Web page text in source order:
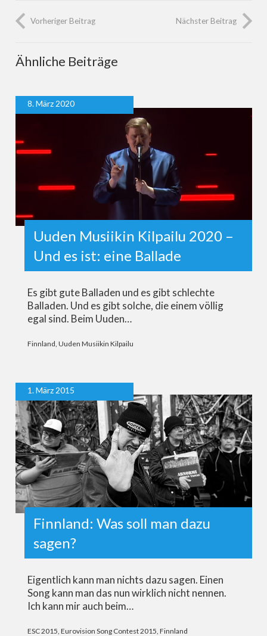
Vorheriger Beitrag Nächster Beitrag
Ähnliche Beiträge
8. März 2020
Uuden Musiikin Kilpailu 2020 –
Und es ist: eine Ballade
Es gibt gute Balladen und es gibt schlechte
Balladen. Und es gibt solche, die einem völlig
egal sind. Beim Uuden…
Finnland, Uuden Musiikin Kilpailu
1. März 2015
Finnland: Was soll man dazu
sagen?
Eigentlich kann man nichts dazu sagen. Einen
Song kann man das nun wirklich nicht nennen.
Ich kann mir auch beim…
ESC 2015 Eurovision Song Contest 2015 Finnland